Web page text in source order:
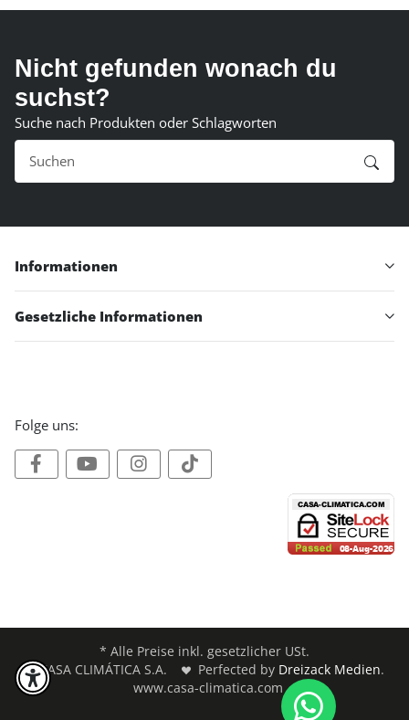
Nicht gefunden wonach du
suchst?
Suche nach Produkten oder Schlagworten
Informationen
Gesetzliche Informationen
Folge uns:
* Alle Preise inkl. gesetzlicher USt.
© CASA CLIMÁTICA S.A.
Perfected by Dreizack Medien.
www.casa-climatica.com